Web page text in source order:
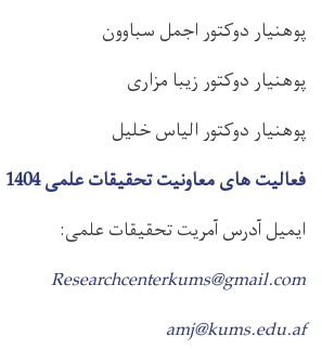
پوهنیار دوکتور اجمل سباوون
پوهنیار دوکتور زیبا مزاری
پوهنیار دوکتور الیاس خلیل
فعالیت های معاونیت تحقیقات علمی 1404
ایمیل آدرس آمریت تحقیقات علمی:
Researchcenterkums@gmail.com
amj@kums.edu.af